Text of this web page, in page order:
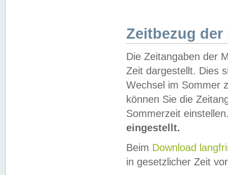
Zeitbezug der
Die Zeitangaben der
Zeit dargestellt. Dies
Wechsel im Sommer
können Sie die
Sommerzeit
eingestellt.
Beim Download
in gesetzlicher Zeit